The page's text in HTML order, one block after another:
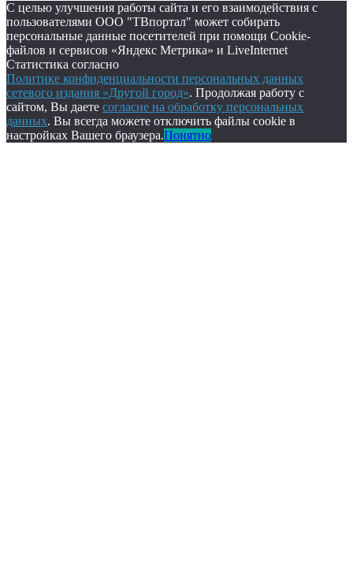
С целью улучшения работы сайта и его взаимодействия с
пользователями ООО "ТВпортал" может собирать
персональные данные посетителей при помощи Cookie-
файлов и сервисов «Яндекс Метрика» и LiveInternet
Статистика согласно
Политике конфиденциальности персональных данных
сетевого издания «Другой город». Продолжая работу с
сайтом, Вы даете согласие на обработку персональных
данных. Вы всегда можете отключить файлы cookie в
настройках Вашего браузера.Понятно